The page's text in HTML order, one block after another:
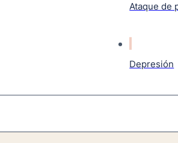
Ataque de
Depresión